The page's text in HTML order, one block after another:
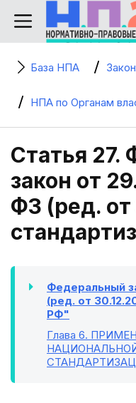
База НПА
НПА по Органам
Статья 27.
закон от
ФЗ (ред.
Федеральный
(ред. от
РФ"
Глава 6.